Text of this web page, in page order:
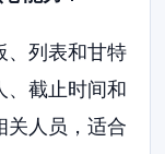
、列表和甘特
、截止时间和
关人员，适合